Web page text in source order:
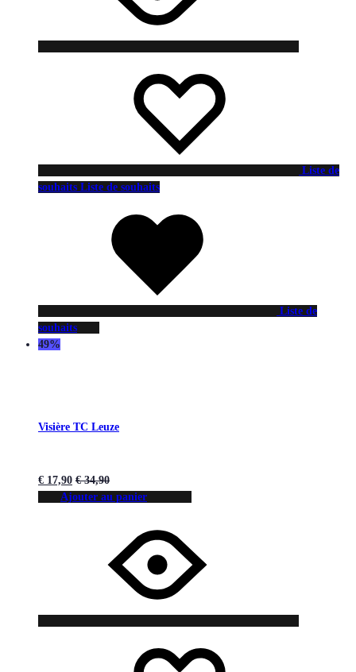
Liste de
souhaits Liste de souhaits
Liste de
souhaits
49%
Visière TC Leuze
€ 17,90 €34,90
Ajouter au panier